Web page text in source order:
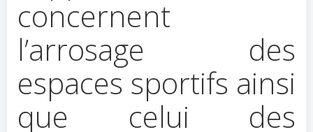
concernent
l’arrosage des
espaces sportifs ainsi
que celui des